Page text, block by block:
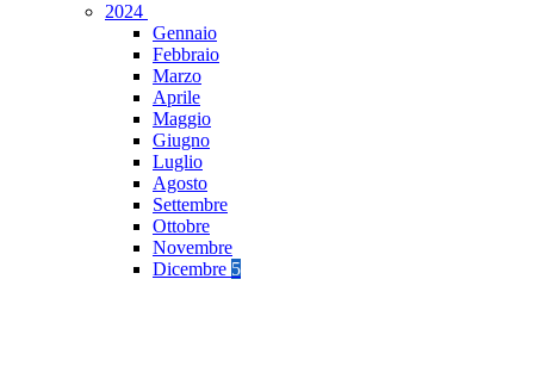
2024
Gennaio
Febbraio
Marzo
Aprile
Maggio
Giugno
Luglio
Agosto
Settembre
Ottobre
Novembre
Dicembre 5